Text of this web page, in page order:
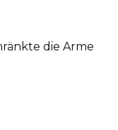
die Arme